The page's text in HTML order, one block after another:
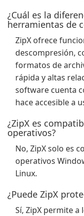
¿Cuál es la
herramientas de
ZipX ofrece
descompresión,
formatos de
rápida y altas
software cuenta
hace accesible a
¿ZipX es
operativos?
No, ZipX solo es
operativos
Linux.
¿Puede ZipX
Sí, ZipX permite